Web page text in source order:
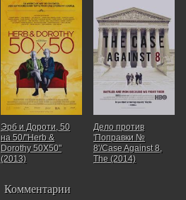
Эрб и Дороти, 50
на 50/"Herb &
Dorothy 50X50"
(2013)
Дело против
'Поправки №
8'/Case Against 8,
The (2014)
Комментарии